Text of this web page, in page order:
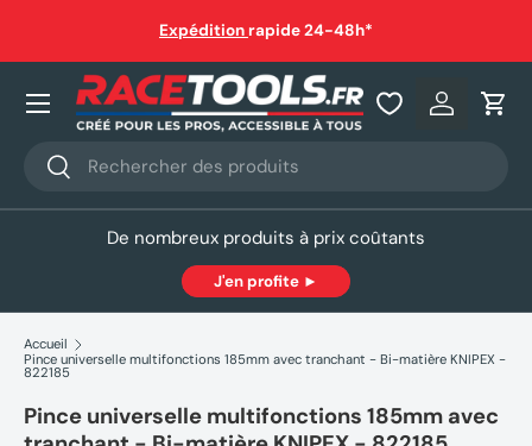
Aller au contenu
Expédition rapide 24-48h*
Recherche
Rechercher
Se
Nos produits
De nombreux produits à prix coûtants
J'en profite ►
Accueil
Pince universelle multifonctions 185mm avec tranchant - Bi-matière KNIPEX -
822185
Pince universelle multifonctions 185mm avec